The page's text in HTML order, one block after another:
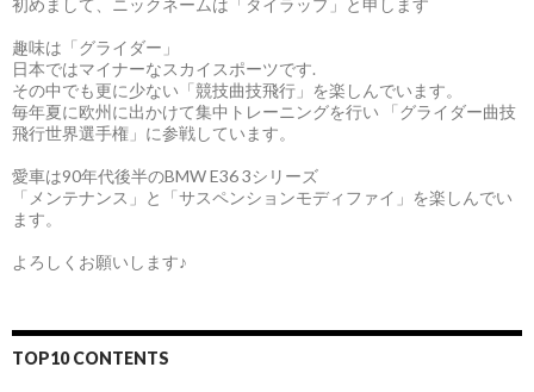
趣味は「グライダー」
日本ではマイナーなスカイスポーツです.
その中でも更に少ない「競技曲技飛行」を楽しんでいます。
毎年夏に欧州に出かけて集中トレーニングを行い 「グライダー曲技
飛行世界選手権」に参戦しています。
愛車は90年代後半のBMW E36 3シリーズ
「メンテナンス」と「サスペンションモディファイ」を楽しんでい
ます。
よろしくお願いします♪
TOP10 CONTENTS